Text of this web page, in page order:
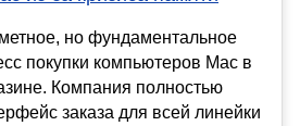
но фундаментальное
покупки компьютеров Mac в
Компания полностью
заказа для всей линейки